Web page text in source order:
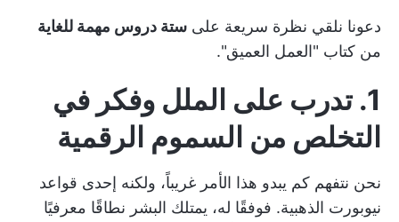
دعونا نلقي نظرة سريعة على ستة دروس مهمة للغاية
من كتاب "العمل العميق".
1. تدرب على الملل وفكر في
التخلص من السموم الرقمية
نحن نتفهم كم يبدو هذا الأمر غريباً، ولكنه إحدى قواعد
نيوبورت الذهبية. فوفقًا له، يمتلك البشر نطاقًا معرفيًا